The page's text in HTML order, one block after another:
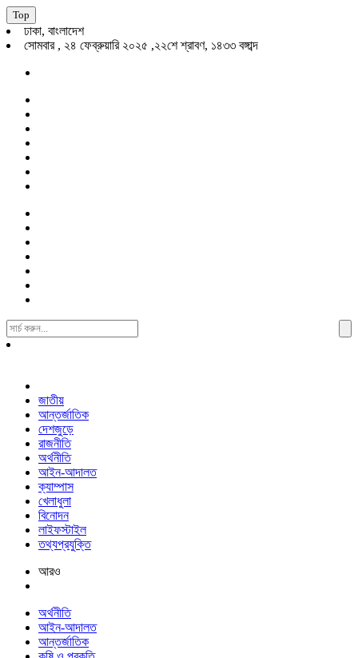
Top
ঢাকা, বাংলাদেশ
সোমবার , ২৪ ফেব্রুয়ারি ২০২৫ ,২২শে শ্রাবণ, ১৪৩৩ বঙ্গাব্দ
Search
For:
জাতীয়
আন্তর্জাতিক
দেশজুড়ে
রাজনীতি
অর্থনীতি
আইন-আদালত
ক্যাম্পাস
খেলাধুলা
বিনোদন
লাইফস্টাইল
তথ্যপ্রযুক্তি
আরও
অর্থনীতি
আইন-আদালত
আন্তর্জাতিক